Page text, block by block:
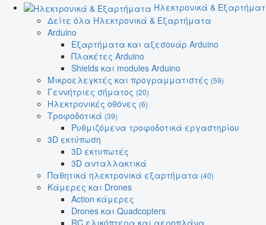
Ηλεκτρονικά &
Δείτε όλα Ηλεκτρονικά & Εξαρτήματα
Arduino
Εξαρτήματα και αξεσουάρ Arduino
Πλακέτες Arduino
Shields και modules Arduino
Μικροελεγκτές και προγραμματιστές (59)
Γεννήτριες σήματος (20)
Ηλεκτρονικές οθόνες (6)
Τροφοδοτικά (39)
Ρυθμιζόμενα τροφοδοτικά εργαστηρίου
3D εκτύπωση
3D εκτυπωτές
3D ανταλλακτικά
Παθητικά ηλεκτρονικά εξαρτήματα (40)
Κάμερες και Drones
Action κάμερες
Drones και Quadcopters
RC ελικόπτερα και αεροπλάνα